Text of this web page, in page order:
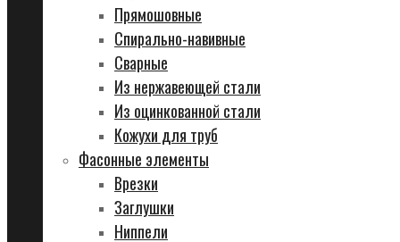
Прямошовные
Спирально-навивные
Сварные
Из нержавеющей стали
Из оцинкованной стали
Кожухи для труб
Фасонные элементы
Врезки
Заглушки
Ниппели